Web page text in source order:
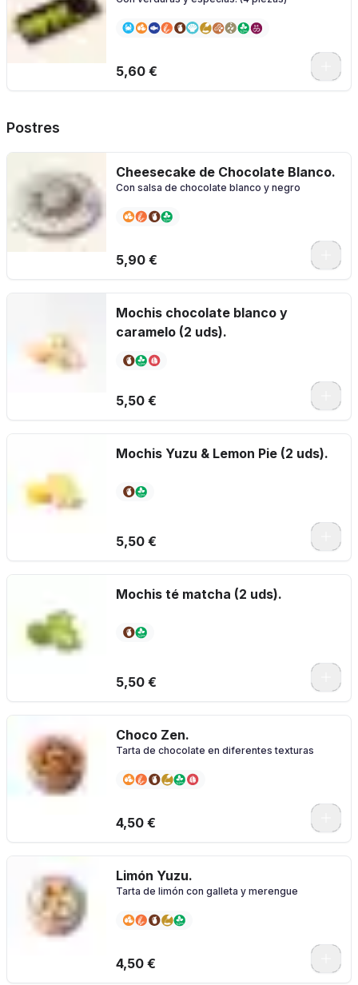
5,60 €
Postres
Cheesecake de Chocolate Blanco.
Con salsa de chocolate blanco y negro
5,90 €
Mochis chocolate blanco y
caramelo (2 uds).
5,50 €
Mochis Yuzu & Lemon Pie (2 uds).
5,50 €
Mochis té matcha (2 uds).
5,50 €
Choco Zen.
Tarta de chocolate en diferentes texturas
4,50 €
Limón Yuzu.
Tarta de limón con galleta y merengue
4,50 €